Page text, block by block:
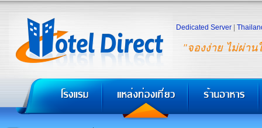
"จองง่าย ไม่ผ่าน
Dedicated Server